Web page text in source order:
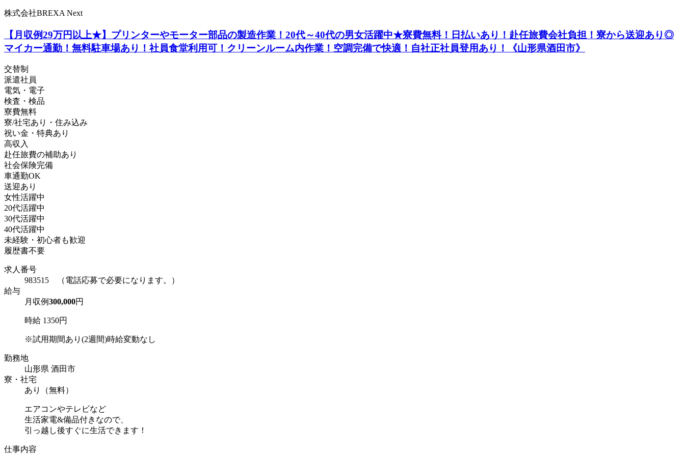
株式会社BREXA Next
【月収例29万円以上★】プリンターやモーター部品の製造作業！20代～40代の男女活躍中★寮費無料！日払いあり！赴任旅費会社負担！寮から送迎あり◎
マイカー通勤！無料駐車場あり！社員食堂利用可！クリーンルーム内作業！空調完備で快適！自社正社員登用あり！《山形県酒田市》
交替制
派遣社員
電気・電子
検査・検品
寮費無料
寮/社宅あり・住み込み
祝い金・特典あり
高収入
赴任旅費の補助あり
社会保険完備
車通勤OK
送迎あり
女性活躍中
20代活躍中
30代活躍中
40代活躍中
未経験・初心者も歓迎
履歴書不要
求人番号
983515 （電話応募で必要になります。）
給与
月収例300,000円
時給 1350円
※試用期間あり(2週間)時給変動なし
勤務地
山形県 酒田市
寮・社宅
あり（無料）
エアコンやテレビなど
生活家電&備品付きなので、
引っ越し後すぐに生活できます！
仕事内容